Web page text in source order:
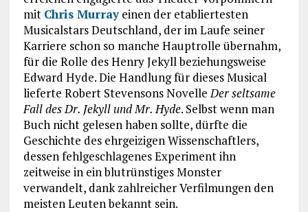
mit Chris Murrayeinen der etabliertesten
Musicalstars Deutschland, der im Laufe seiner
Karriere schon so manche Hauptrolle übernahm,
für die Rolle des Henry Jekyll beziehungsweise
Edward Hyde. Die Handlung für dieses Musical
lieferte Robert Stevensons Novelle Der seltsame
Fall des Dr. Jekyll und Mr. Hyde. Selbst wenn man
Buch nicht gelesen haben sollte, dürfte die
Geschichte des ehrgeizigen Wissenschaftlers,
dessen fehlgeschlagenes Experiment ihn
zeitweise in ein blutrünstiges Monster
verwandelt, dank zahlreicher Verfilmungen den
meisten Leuten bekannt sein.